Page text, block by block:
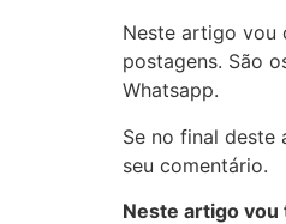
Neste artigo vou
postagens. São
Whatsapp.
Se no final deste
seu comentário.
Neste artigo vou